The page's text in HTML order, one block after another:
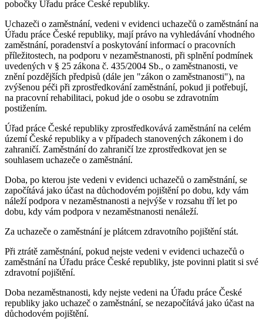
pobočky Úřadu práce České republiky.
Uchazeči o zaměstnání, vedeni v evidenci uchazečů o zaměstnání na
Úřadu práce České republiky, mají právo na vyhledávání vhodného
zaměstnání, poradenství a poskytování informací o pracovních
příležitostech, na podporu v nezaměstnanosti, při splnění podmínek
uvedených v § 25 zákona č. 435/2004 Sb., o zaměstnanosti, ve
znění pozdějších předpisů (dále jen "zákon o zaměstnanosti"), na
zvýšenou péči při zprostředkování zaměstnání, pokud ji potřebují,
na pracovní rehabilitaci, pokud jde o osobu se zdravotním
postižením.
Úřad práce České republiky zprostředkovává zaměstnání na celém
území České republiky a v případech stanovených zákonem i do
zahraničí. Zaměstnání do zahraničí lze zprostředkovat jen se
souhlasem uchazeče o zaměstnání.
Doba, po kterou jste vedeni v evidenci uchazečů o zaměstnání, se
započítává jako účast na důchodovém pojištění po dobu, kdy vám
náleží podpora v nezaměstnanosti a nejvýše v rozsahu tří let po
dobu, kdy vám podpora v nezaměstnanosti nenáleží.
Za uchazeče o zaměstnání je plátcem zdravotního pojištění stát.
Při ztrátě zaměstnání, pokud nejste vedeni v evidenci uchazečů o
zaměstnání na Úřadu práce České republiky, jste povinni platit si své
zdravotní pojištění.
Doba nezaměstnanosti, kdy nejste vedeni na Úřadu práce České
republiky jako uchazeč o zaměstnání, se nezapočítává jako účast na
důchodovém pojištění.